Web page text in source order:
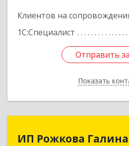
Клиентов на
1С:Специалист
Отправить
Показать
Отправить
Назад
ИП Рожкова